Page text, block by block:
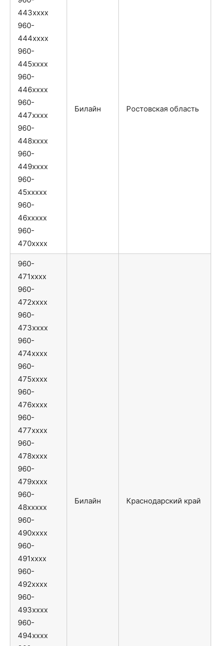
443xxxx
960-
444xxxx
960-
445xxxx
960-
446xxxx
960-
447xxxx
960-
448xxxx
960-
449xxxx
960-
45xxxxx
960-
46xxxxx
960-
470xxxx
Билайн Ростовская область
960-
471xxxx
960-
472xxxx
960-
473xxxx
960-
474xxxx
960-
475xxxx
960-
476xxxx
960-
477xxxx
960-
478xxxx
960-
479xxxx
960-
48xxxxx
960-
490xxxx
960-
491xxxx
960-
492xxxx
960-
493xxxx
960-
494xxxx
Билайн Краснодарский край